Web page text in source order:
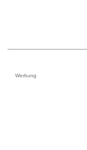
Werbung